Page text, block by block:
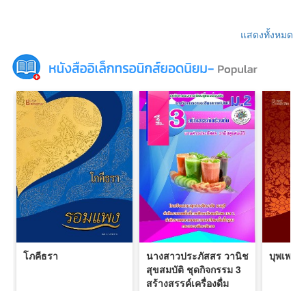
แสดงทั้งหมด
โภคีธรา
นางสาวประภัสสร วานิช
สุขสมบัติ ชุดกิจกรรม 3
สร้างสรรค์เครื่องดื่ม
บุพเพสั